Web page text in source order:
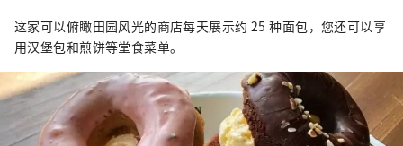
这家可以俯瞰田园风光的商店每天展示约 25 种面包，您还可以享
用汉堡包和煎饼等堂食菜单。